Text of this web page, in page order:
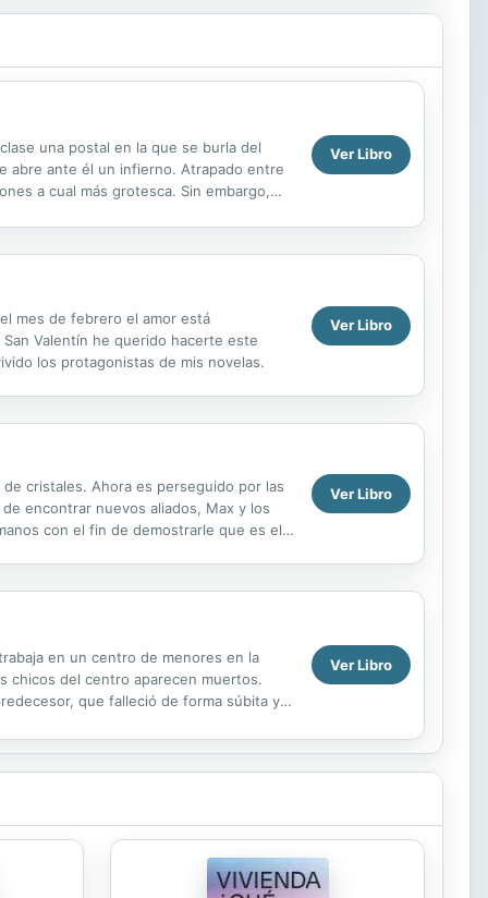
una postal en la que se burla del
abre ante él un infierno. Atrapado entre
a cual más grotesca. Sin embargo,
Ver Libro
mes de febrero el amor está
Valentín he querido hacerte este
los protagonistas de mis novelas.
Ver Libro
cristales. Ahora es perseguido por las
encontrar nuevos aliados, Max y los
con el fin de demostrarle que es el
Ver Libro
en un centro de menores en la
chicos del centro aparecen muertos.
que falleció de forma súbita y
Ver Libro